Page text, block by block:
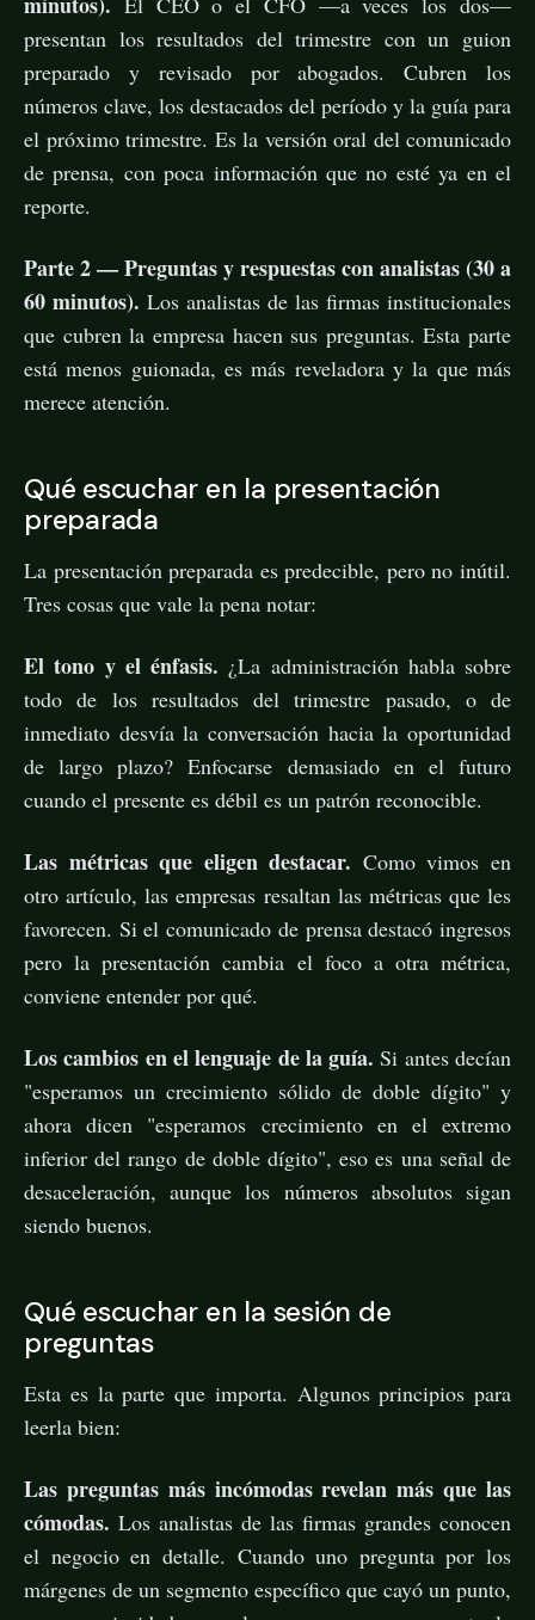
presentan los resultados del trimestre con un guion
preparado y revisado por abogados. Cubren los
números clave, los destacados del período y la guía para
el próximo trimestre. Es la versión oral del comunicado
de prensa, con poca información que no esté ya en el
reporte.
Parte 2 — Preguntas y respuestas con analistas (30 a
60 minutos). Los analistas de las firmas institucionales
que cubren la empresa hacen sus preguntas. Esta parte
está menos guionada, es más reveladora y la que más
merece atención.
Qué escuchar en la presentación
preparada
La presentación preparada es predecible, pero no inútil.
Tres cosas que vale la pena notar:
El tono y el énfasis. ¿La administración habla sobre
todo de los resultados del trimestre pasado, o de
inmediato desvía la conversación hacia la oportunidad
de largo plazo? Enfocarse demasiado en el futuro
cuando el presente es débil es un patrón reconocible.
Las métricas que eligen destacar. Como vimos en
otro artículo, las empresas resaltan las métricas que les
favorecen. Si el comunicado de prensa destacó ingresos
pero la presentación cambia el foco a otra métrica,
conviene entender por qué.
Los cambios en el lenguaje de la guía. Si antes decían
"esperamos un crecimiento sólido de doble dígito" y
ahora dicen "esperamos crecimiento en el extremo
inferior del rango de doble dígito", eso es una señal de
desaceleración, aunque los números absolutos sigan
siendo buenos.
Qué escuchar en la sesión de
preguntas
Esta es la parte que importa. Algunos principios para
leerla bien:
Las preguntas más incómodas revelan más que las
cómodas. Los analistas de las firmas grandes conocen
el negocio en detalle. Cuando uno pregunta por los
márgenes de un segmento específico que cayó un punto,